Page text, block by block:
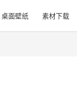
桌面壁纸 素材下载